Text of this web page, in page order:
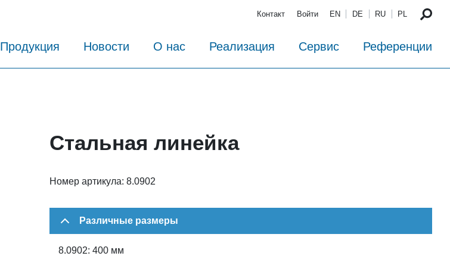
Контакт Войти EN DE RU PL
Продукция Новости О нас Реализация Сервис Референции
Стальная линейка
Номер артикула: 8.0902
Различные размеры
8.0902: 400 мм